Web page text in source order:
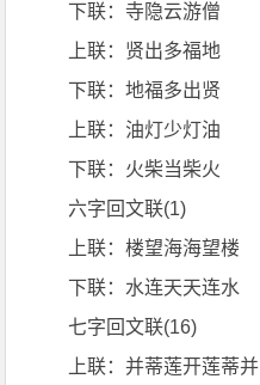
下联：寺隐云游僧
上联：贤出多福地
下联：地福多出贤
上联：油灯少灯油
下联：火柴当柴火
六字回文联(1)
上联：楼望海海望楼
下联：水连天天连水
七字回文联(16)
上联：并蒂莲开莲蒂并